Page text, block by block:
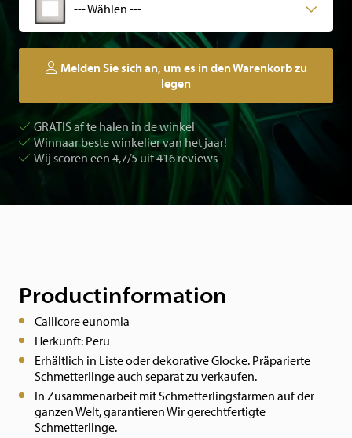
--- Wählen ---
Melden Sie sich an, um es in den Warenkorb zu
legen
GRATIS af te halen in de winkel
Winnaar beste winkelier van het jaar!
Wij scoren een 4,7/5 uit 416 reviews
Productinformation
Callicore eunomia
Herkunft: Peru
Erhältlich in Liste oder dekorative Glocke. Präparierte
Schmetterlinge auch separat zu verkaufen.
In Zusammenarbeit mit Schmetterlingsfarmen auf der
ganzen Welt, garantieren Wir gerechtfertigte
Schmetterlinge.